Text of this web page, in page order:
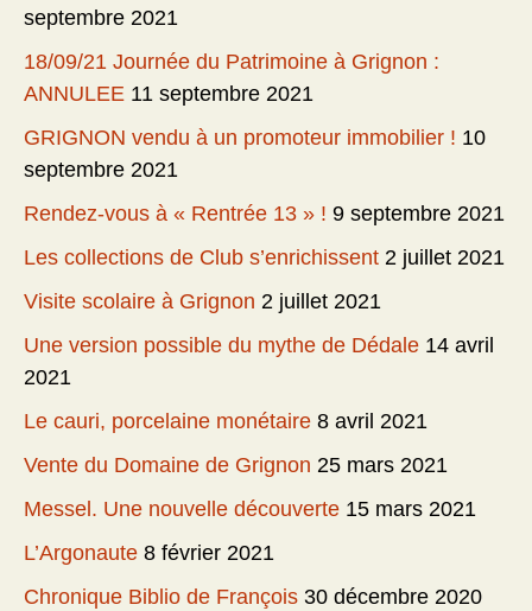
septembre 2021
18/09/21 Journée du Patrimoine à Grignon :
ANNULEE 11 septembre 2021
GRIGNON vendu à un promoteur immobilier ! 10
septembre 2021
Rendez-vous à « Rentrée 13 » ! 9 septembre 2021
Les collections de Club s’enrichissent 2 juillet 2021
Visite scolaire à Grignon 2 juillet 2021
Une version possible du mythe de Dédale 14 avril
2021
Le cauri, porcelaine monétaire 8 avril 2021
Vente du Domaine de Grignon 25 mars 2021
Messel. Une nouvelle découverte 15 mars 2021
L’Argonaute 8 février 2021
Chronique Biblio de François 30 décembre 2020